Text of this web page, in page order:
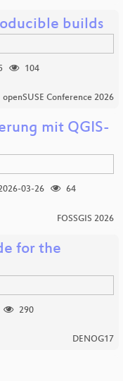
builds
104
openSUSE Conference 2026
mit QGIS-
03-26
64
FOSSGIS 2026
for the
290
DENOG17